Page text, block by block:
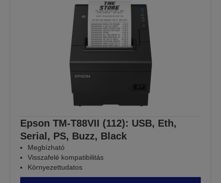
Epson TM-T88VII (112): USB, Eth,
Serial, PS, Buzz, Black
Megbízható
Visszafelé kompatibilitás
Környezettudatos